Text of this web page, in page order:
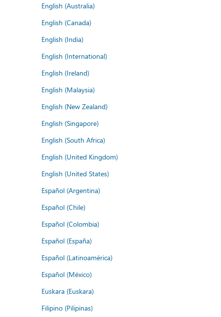
English (Australia)
English (Canada)
English (India)
English (International)
English (Ireland)
English (Malaysia)
English (New Zealand)
English (Singapore)
English (South Africa)
English (United Kingdom)
English (United States)
Español (Argentina)
Español (Chile)
Español (Colombia)
Español (España)
Español (Latinoamérica)
Español (México)
Euskara (Euskara)
Filipino (Pilipinas)